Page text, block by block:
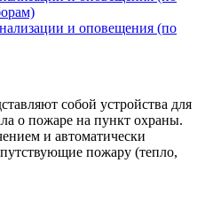
и оповещения (по
собой устройства для
о пожаре на пункт охраны.
и автоматически
пожару (тепло,